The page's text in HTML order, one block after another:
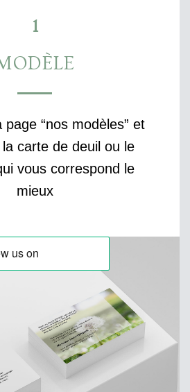
1
page “nos modèles” et
carte de deuil ou le
vous correspond le
mieux